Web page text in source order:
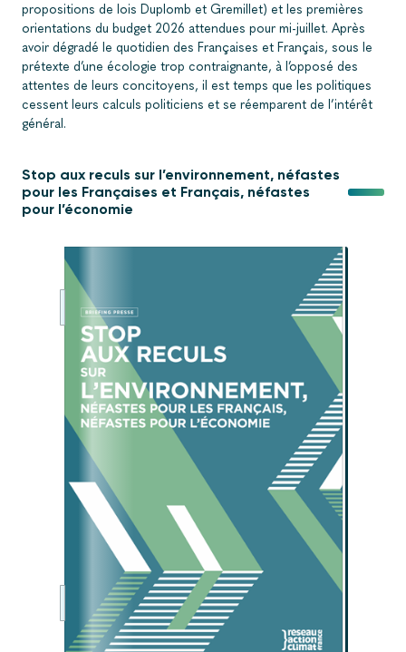
propositions de lois Duplomb et Gremillet) et les premières
orientations du budget 2026 attendues pour mi-juillet. Après
avoir dégradé le quotidien des Françaises et Français, sous le
prétexte d’une écologie trop contraignante, à l’opposé des
attentes de leurs concitoyens, il est temps que les politiques
cessent leurs calculs politiciens et se réemparent de l’intérêt
général.
Stop aux reculs sur l’environnement, néfastes
pour les Françaises et Français, néfastes
pour l’économie